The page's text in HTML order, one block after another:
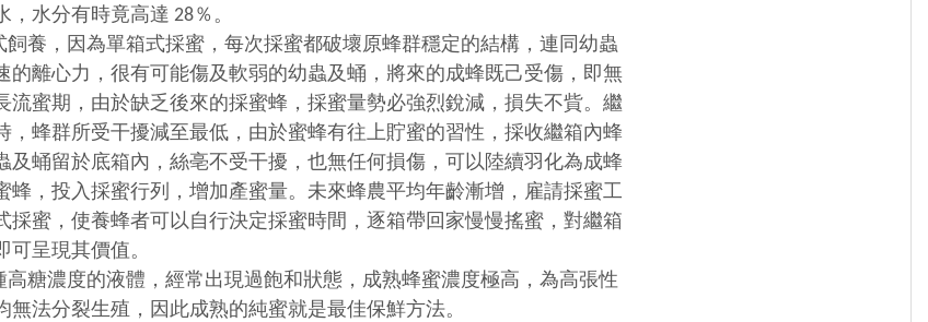
水分有時竟高達 28％。
養，因為單箱式採蜜，每次採蜜都破壞原蜂群穩定的結構，連同幼蟲
的離心力，很有可能傷及軟弱的幼蟲及蛹，將來的成蜂既己受傷，即無
流蜜期，由於缺乏後來的採蜜蜂，採蜜量勢必強烈銳減，損失不貲。繼
，蜂群所受干擾減至最低，由於蜜蜂有往上貯蜜的習性，採收繼箱內蜂
及蛹留於底箱內，絲亳不受干擾，也無任何損傷，可以陸續羽化為成蜂
蜂，投入採蜜行列，增加產蜜量。未來蜂農平均年齡漸增，雇請採蜜工
採蜜，使養蜂者可以自行決定採蜜時間，逐箱帶回家慢慢搖蜜，對繼箱
可呈現其價值。
糖濃度的液體，經常出現過飽和狀態，成熟蜂蜜濃度極高，為高張性
無法分裂生殖，因此成熟的純蜜就是最佳保鮮方法。